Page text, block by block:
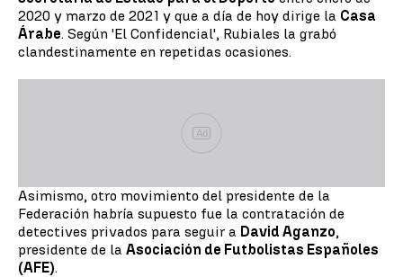
2020 y marzo de 2021 y que a día de hoy dirige la Casa
Árabe. Según 'El Confidencial', Rubiales la grabó
clandestinamente en repetidas ocasiones.
Ad
Asimismo, otro movimiento del presidente de la
Federación habría supuesto fue la contratación de
detectives privados para seguir a David Aganzo,
presidente de la Asociación de Futbolistas Españoles
(AFE).